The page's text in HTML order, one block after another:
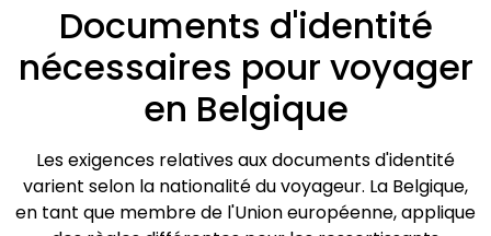
Documents d'identité
nécessaires pour voyager
en Belgique
Les exigences relatives aux documents d'identité
varient selon la nationalité du voyageur. La Belgique,
en tant que membre de l'Union européenne, applique